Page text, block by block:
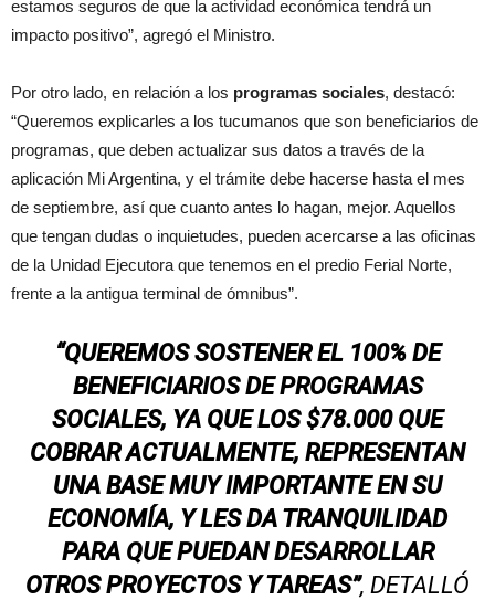
estamos seguros de que la actividad económica tendrá un
impacto positivo”, agregó el Ministro.
Por otro lado, en relación a los programas sociales, destacó:
“Queremos explicarles a los tucumanos que son beneficiarios de
programas, que deben actualizar sus datos a través de la
aplicación Mi Argentina, y el trámite debe hacerse hasta el mes
de septiembre, así que cuanto antes lo hagan, mejor. Aquellos
que tengan dudas o inquietudes, pueden acercarse a las oficinas
de la Unidad Ejecutora que tenemos en el predio Ferial Norte,
frente a la antigua terminal de ómnibus”.
“QUEREMOS SOSTENER EL 100% DE
BENEFICIARIOS DE PROGRAMAS
SOCIALES, YA QUE LOS $78.000 QUE
COBRAR ACTUALMENTE, REPRESENTAN
UNA BASE MUY IMPORTANTE EN SU
ECONOMÍA, Y LES DA TRANQUILIDAD
PARA QUE PUEDAN DESARROLLAR
OTROS PROYECTOS Y TAREAS”, DETALLÓ